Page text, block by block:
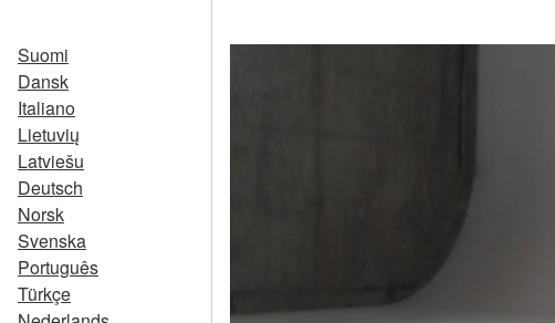
Suomi
Dansk
Italiano
Lietuvių
Latviešu
Deutsch
Norsk
Svenska
Português
Türkçe